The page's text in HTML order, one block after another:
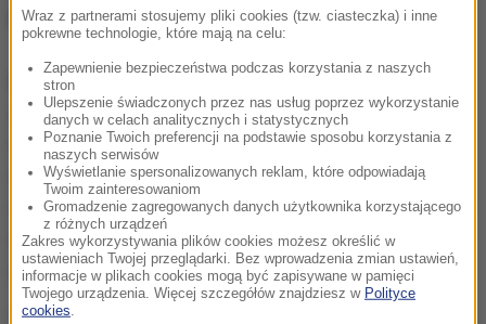
Batkiwszczyna Julii Tymoszenko.
Rząd Jaceniuka krytykowany jest za brak woli do
zdecydowanej walki z korupcją i opieszałość w
reformowaniu państwa. Na początku lutego do
dymisji podał się pochodzący z Litwy minister
rozwoju gospodarczego Aivaras Abromaviczus, który
wprost oświadczył, że reformy na Ukrainie są
umyślnie blokowane.
(mpw)
Wraz z partnerami stosujemy pliki cookies (tzw. ciasteczka) i inne
pokrewne technologie, które mają na celu:
Zapewnienie bezpieczeństwa podczas korzystania z naszych
stron
Ulepszenie świadczonych przez nas usług poprzez wykorzystanie
danych w celach analitycznych i statystycznych
Poznanie Twoich preferencji na podstawie sposobu korzystania z
naszych serwisów
Wyświetlanie spersonalizowanych reklam, które odpowiadają
Twoim zainteresowaniom
Gromadzenie zagregowanych danych użytkownika korzystającego
z różnych urządzeń
Zakres wykorzystywania plików cookies możesz określić w
ustawieniach Twojej przeglądarki. Bez wprowadzenia zmian ustawień,
informacje w plikach cookies mogą być zapisywane w pamięci
Twojego urządzenia. Więcej szczegółów znajdziesz w Polityce
cookies